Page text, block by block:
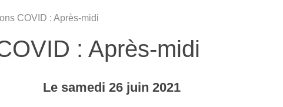
COVID : Après-midi
: Après-midi
Le samedi 26 juin 2021